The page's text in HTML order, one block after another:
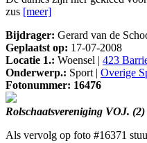
zus [meer]
Bijdrager: Gerard van de
Geplaatst op: 17-07-2008
Locatie 1.: Woensel | 423
Onderwerp.: Sport | Overige
Fotonummer: 16476
Rolschaatsvereniging VOJ. (2)
Als vervolg op foto #16371